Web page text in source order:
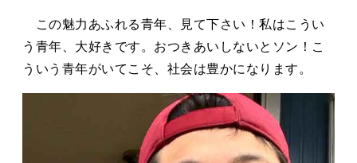
この魅力あふれる青年、見て下さい！私はこうい
う青年、大好きです。おつきあいしないとソン！こ
ういう青年がいてこそ、社会は豊かになります。